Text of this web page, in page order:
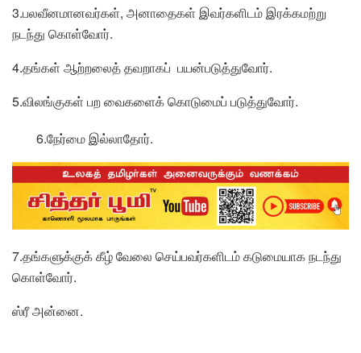
3.பலவீனமானவர்கள், அனாதைகள் இவர்களிடம் இரக்கமற்று
நடந்து கொள்வோர்.
4.தங்கள் ஆற்றலைத் தவறாகப் பயன்படுத்துவோர்.
5.விலங்குகள் பற வைகளைக் கொடுமைப் படுத்துவோர்.
6.நேர்மை இல்லாதோர்.
7.தங்களுக்குக் கீழ் வேலை செய்பவர்களிடம் கடுமையாக நடந்து
கொள்வோர்.
ஸ்ரீ அன்னை.